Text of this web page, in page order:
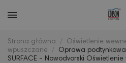
Strona główna Oświetlenie
wpuszczane
Oprawa
SURFACE - Nowodvorski